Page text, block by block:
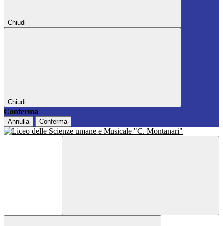
Chiudi
Chiudi
Conferma
Annulla Conferma